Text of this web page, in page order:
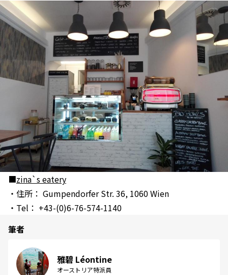
■zina`s eatery
・住所： Gumpendorfer Str. 36, 1060 Wien
・Tel： +43-(0)6-76-574-1140
筆者
雅碧 Léontine
オーストリア特派員